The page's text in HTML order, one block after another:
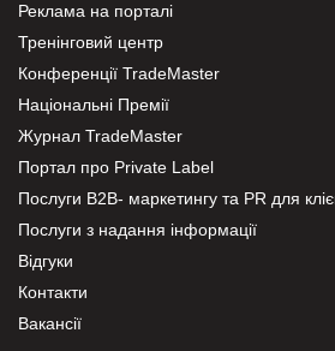
Реклама на порталі
Тренінговий центр
Конференції TradeMaster
Національні Премії
Журнал TradeMaster
Портал про Private Label
Послуги В2В- маркетингу та PR для
Послуги з надання інформації
Відгуки
Контакти
Вакансії